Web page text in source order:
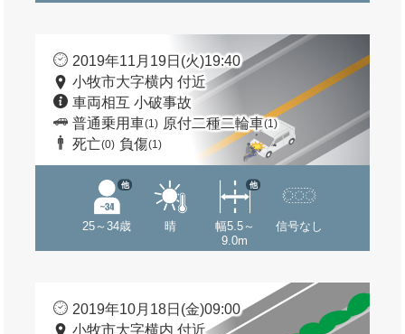
2019年11月19日(火)19:40
小牧市大字横内 付近
車両相互 小破事故
普通乗用車(1) 原付二種二輪車(1)
死亡(0) 負傷(1)
25～34歳
他
晴
幅5.5～
9.0m
他
信号なし
2019年10月18日(金)09:00
小牧市大字横内 付近